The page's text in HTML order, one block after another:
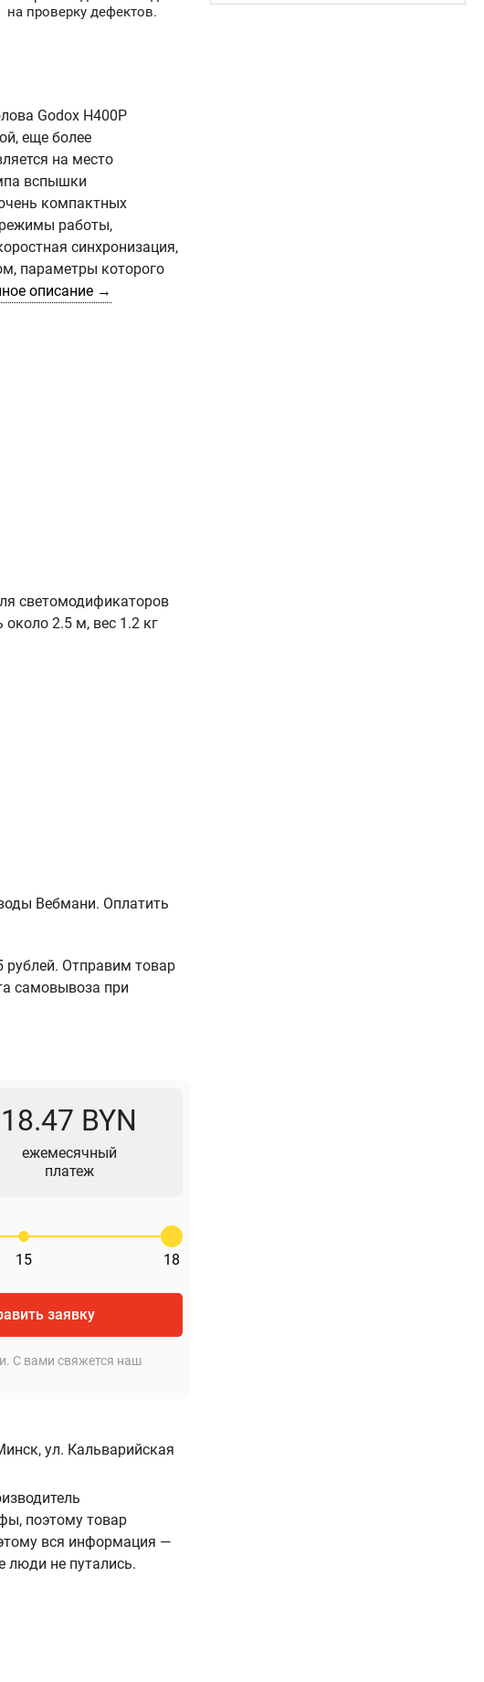
на проверку дефектов.
Godox H400P
еще более
на место
вспышки
компактных
работы,
синхронизация,
параметры которого
описание →
светомодификаторов
около 2.5 м, вес 1.2 кг
Вебмани. Оплатить
рублей. Отправим товар
самовывоза при
18.47 BYN
ежемесячный
платеж
18
15
заявку
С вами свяжется наш
ул. Кальварийская
поэтому товар
вся информация —
люди не путались.